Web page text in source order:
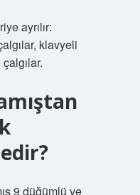
ayrılır:
klavyeli
9 düğümlü ve